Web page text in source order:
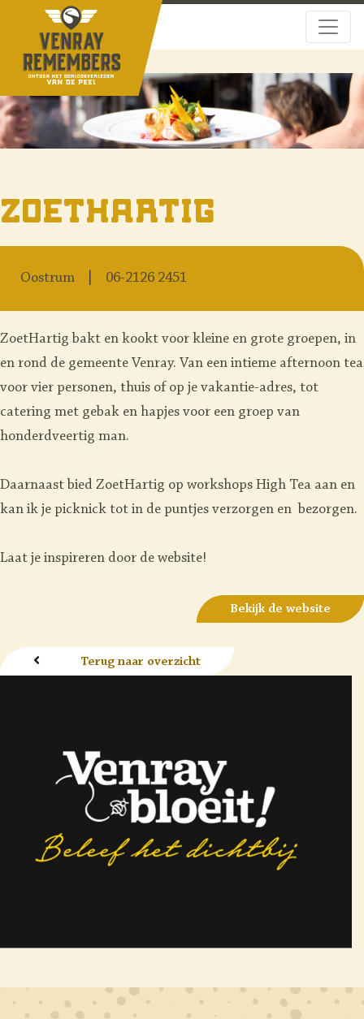
ZoetHartig
Oostrum 06-2126 2451
ZoetHartig bakt en kookt voor kleine en grote groepen, in
en rond de gemeente Venray. Van een intieme afternoon tea
voor vier personen, thuis of op je vakantie-adres, tot
catering met gebak en hapjes voor een groep van
honderdveertig man.
Daarnaast bied ZoetHartig op workshops High Tea aan en
kan ik je picknick tot in de puntjes verzorgen en bezorgen.
Laat je inspireren door de website!
Bekijk de website
Terug naar overzicht